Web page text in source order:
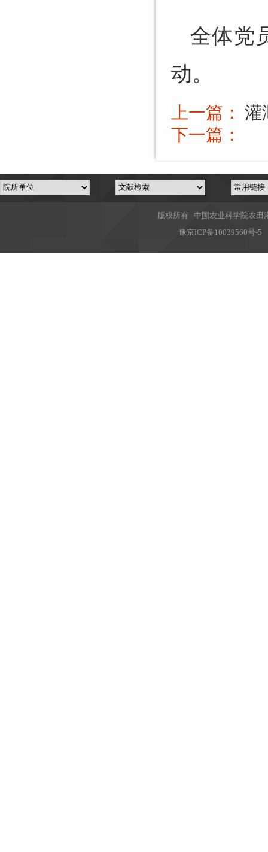
全体党
动。
上一篇： 灌
下一篇：
版权所有 中国农业科学院农
豫京ICP备10039560号-5